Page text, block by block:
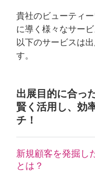
貴社のビューティ
に導く様々なサー
以下のサービスは
す。
出展目的に合っ
賢く活用し、効
チ！
新規顧客を発掘し
とは？